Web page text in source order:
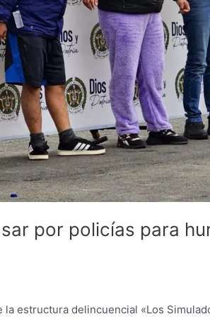
por policías para
estructura delincuencial «Los